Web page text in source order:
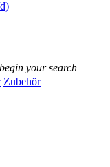
your search
Zubehör